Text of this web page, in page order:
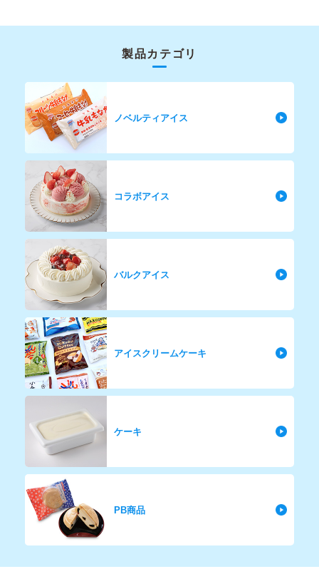
製品カテゴリ
ノベルティアイス
コラボアイス
バルクアイス
アイスクリームケーキ
ケーキ
PB商品